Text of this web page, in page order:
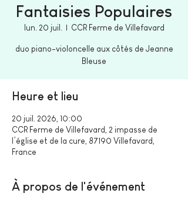
Fantaisies Populaires
lun. 20 juil.
  |
CCR Ferme de Villefavard
duo piano-violoncelle aux côtés de Jeanne
Bleuse
Heure et lieu
20 juil. 2026, 10:00
CCR Ferme de Villefavard, 2 impasse de
l’église et de la cure, 87190 Villefavard,
France
À propos de l'événement